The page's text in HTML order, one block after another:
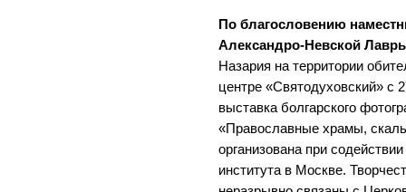
По благословению
Александро-Невской
Назария на территории
центре «Святодуховский» с
выставка болгарского
«Православные храмы,
организована при
института в Москве.